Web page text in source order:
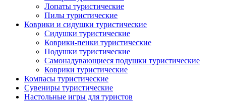
Лопаты туристические
Пилы туристические
Коврики и сидушки туристические
Сидушки туристические
Коврики-пенки туристические
Подушки туристические
Самонадувающиеся подушки туристические
Коврики туристические
Компасы туристические
Сувениры туристические
Настольные игры для туристов